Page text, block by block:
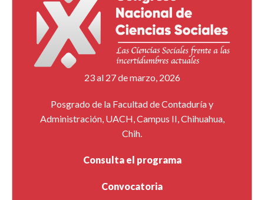
23 al 27 de marzo, 2026
Posgrado de la Facultad de Contaduría y
Administración, UACH, Campus II, Chihuahua,
Chih.
Consulta el programa
Convocatoria